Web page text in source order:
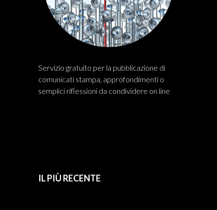
Servizio gratuito per la pubblicazione di
comunicati stampa, approfondimenti o
semplici riflessioni da condividere on line
IL PIÙ RECENTE